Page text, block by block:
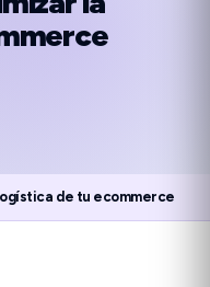
de tu ecommerce